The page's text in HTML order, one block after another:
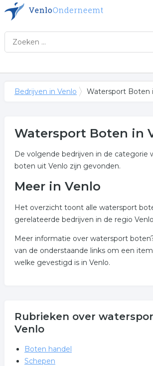
Bedrijven in Venlo Watersport Boten
Watersport Boten in
De volgende bedrijven in de categorie
boten uit Venlo zijn gevonden.
Meer in Venlo
Het overzicht toont alle watersport
gerelateerde bedrijven in de regio
Meer informatie over watersport
van de onderstaande links om een
welke gevestigd is in Venlo.
Rubrieken over
Venlo
Boten handel
Schepen